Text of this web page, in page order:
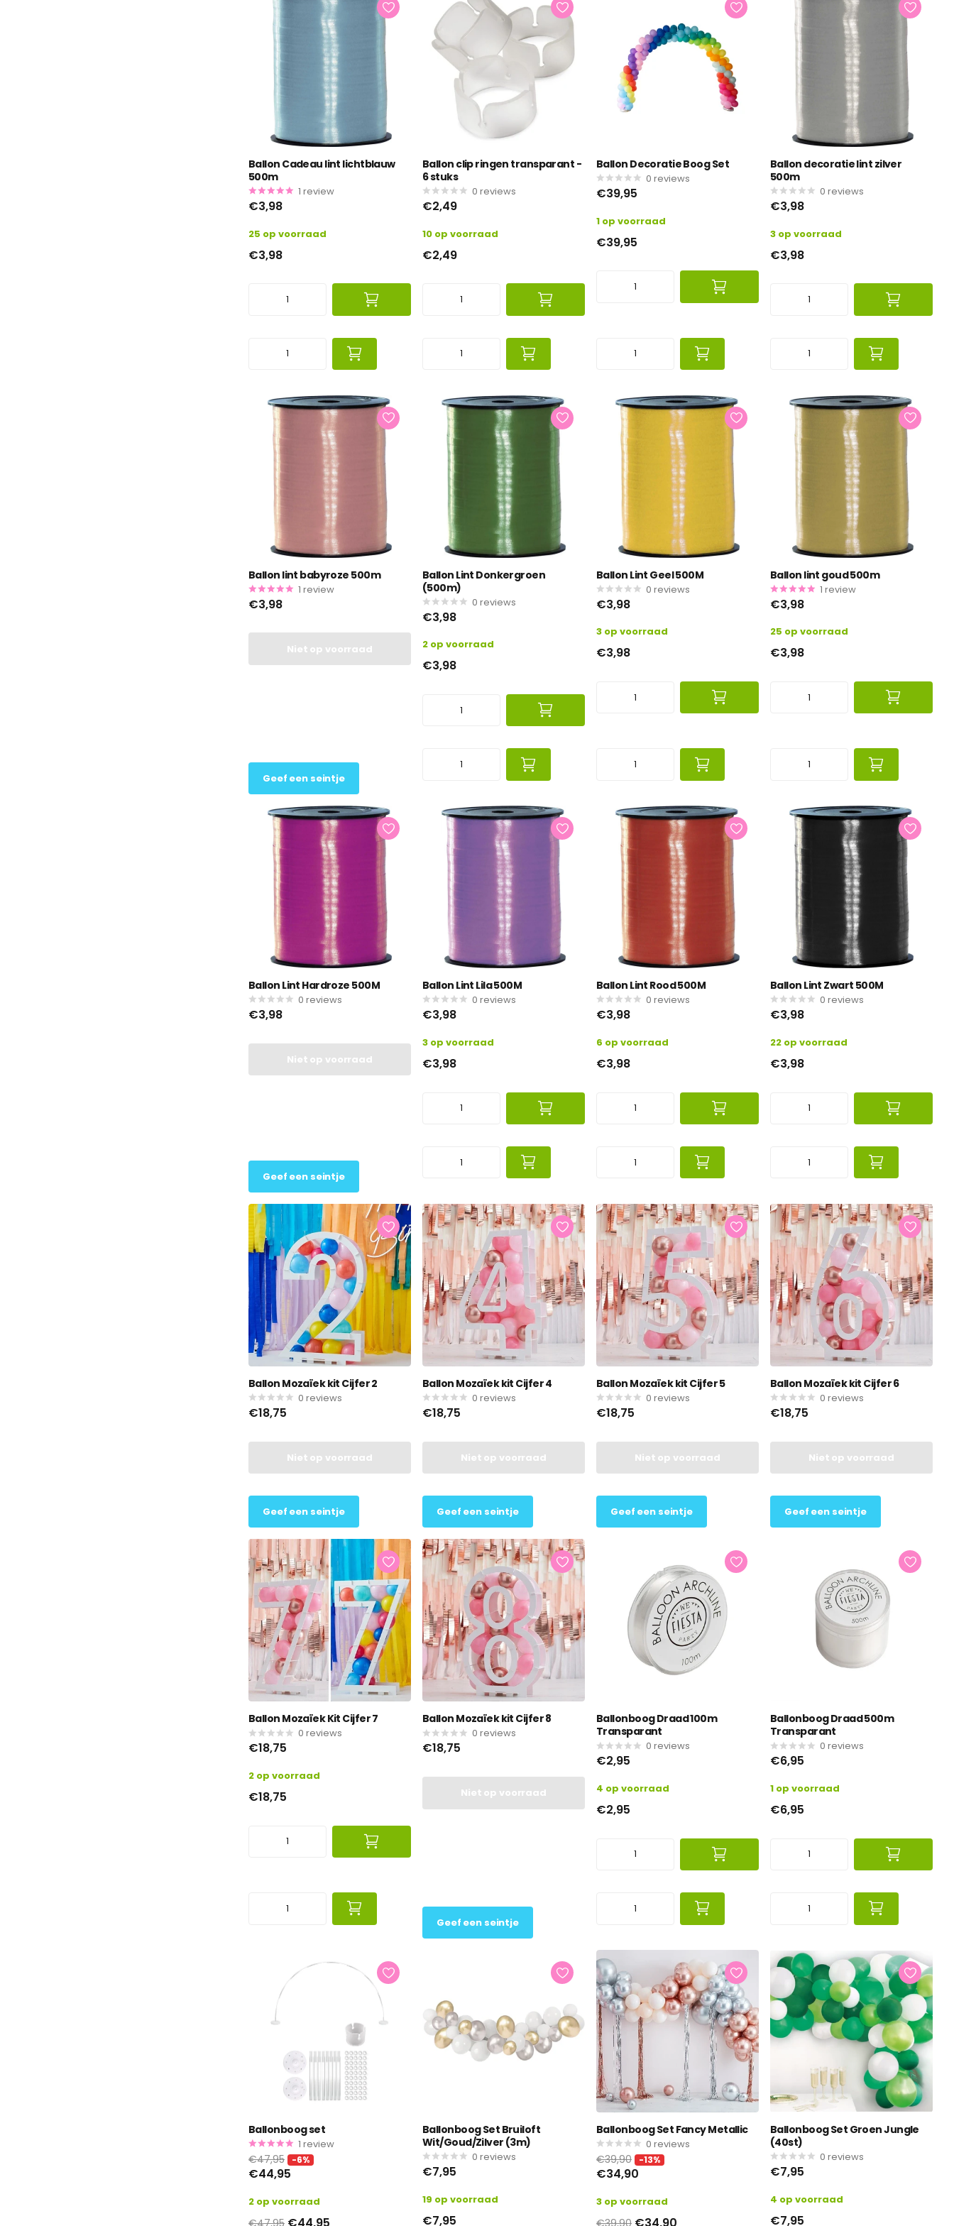
Ballon Cadeau lint lichtblauw
500m
1 review
€3,98
25 op voorraad
€3,98
Ballon clip ringen transparant -
6 stuks
0 reviews
€2,49
10 op voorraad
€2,49
Ballon Decoratie Boog Set
0 reviews
€39,95
1 op voorraad
€39,95
Ballon decoratie lint zilver
500m
0 reviews
€3,98
3 op voorraad
€3,98
Ballon lint babyroze 500m
1 review
€3,98
Niet op voorraad
Geef een seintje
Ballon Lint Donkergroen
(500m)
0 reviews
€3,98
2 op voorraad
€3,98
Ballon Lint Geel 500M
0 reviews
€3,98
3 op voorraad
€3,98
Ballon lint goud 500m
1 review
€3,98
25 op voorraad
€3,98
Ballon Lint Hardroze 500M
0 reviews
€3,98
Niet op voorraad
Geef een seintje
Ballon Lint Lila 500M
0 reviews
€3,98
3 op voorraad
€3,98
Ballon Lint Rood 500M
0 reviews
€3,98
6 op voorraad
€3,98
Ballon Lint Zwart 500M
0 reviews
€3,98
22 op voorraad
€3,98
Ballon Mozaïek kit Cijfer 2
0 reviews
€18,75
Niet op voorraad
Geef een seintje
Ballon Mozaïek kit Cijfer 4
0 reviews
€18,75
Niet op voorraad
Geef een seintje
Ballon Mozaïek kit Cijfer 5
0 reviews
€18,75
Niet op voorraad
Geef een seintje
Ballon Mozaïek kit Cijfer 6
0 reviews
€18,75
Niet op voorraad
Geef een seintje
Ballon Mozaïek Kit Cijfer 7
0 reviews
€18,75
2 op voorraad
€18,75
Ballon Mozaïek kit Cijfer 8
0 reviews
€18,75
Niet op voorraad
Geef een seintje
Ballonboog Draad 100m
Transparant
0 reviews
€2,95
4 op voorraad
€2,95
Ballonboog Draad 500m
Transparant
0 reviews
€6,95
1 op voorraad
€6,95
Ballonboog set
1 review
€47,95 -6%
€44,95
2 op voorraad
€47,95 €44,95
Ballonboog Set Bruiloft
Wit/Goud/Zilver (3m)
0 reviews
€7,95
19 op voorraad
€7,95
Ballonboog Set Fancy Metallic
0 reviews
€39,90 -13%
€34,90
3 op voorraad
€39,90 €34,90
Ballonboog Set Groen Jungle
(40st)
0 reviews
€7,95
4 op voorraad
€7,95